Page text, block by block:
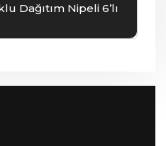
Dağıtım Nipeli 6’lı